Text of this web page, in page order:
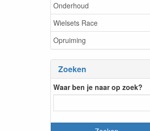
Onderhoud
Wielsets Race
Opruiming
Zoeken
Waar ben je naar op zoek?